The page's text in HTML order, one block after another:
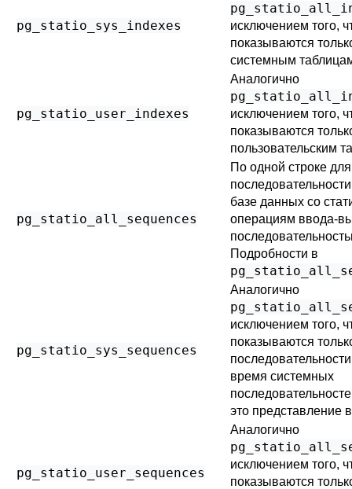
pg_statio_sys_indexes
исключением того,
показываются
системным
pg_statio_user_indexes
Аналогично
исключением того,
показываются
пользовательским
pg_statio_all_sequences
По одной строке
базе данных со
операциям ввода-
Подробности в
pg_statio_sys_sequences
Аналогично
исключением того,
показываются
время системных
это представление
pg_statio_user_sequences
Аналогично
исключением того,
показываются